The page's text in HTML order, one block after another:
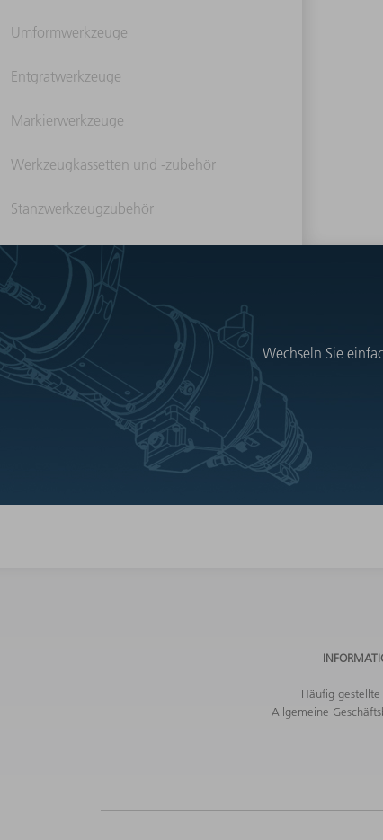
Umformwerkzeuge
Entgratwerkzeuge
Markierwerkzeuge
Werkzeugkassetten und -zubehör
Stanzwerkzeugzubehör
Wechseln Sie
Häufig gestellte
Allgemeine